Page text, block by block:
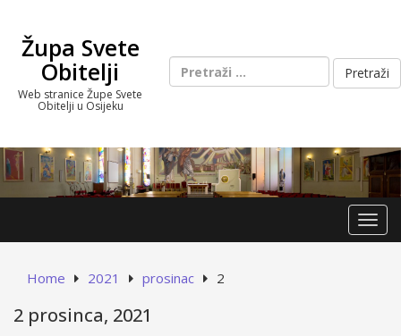
contentŽupa Svete
Obitelji
Web stranice Župe Svete
Obitelji u Osijeku
Pretraži:
Home 2021 prosinac 2
2 prosinca, 2021